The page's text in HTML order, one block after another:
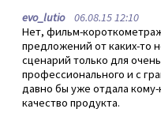
evo_lutio06.08.15 12:10
Нет, фильм-
предложений от каких-то
сценарий только для
профессионального и с
давно бы уже отдала
качество продукта.